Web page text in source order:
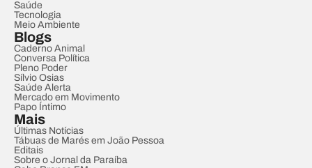
Saúde
Tecnologia
Meio Ambiente
Blogs
Caderno Animal
Conversa Política
Pleno Poder
Sílvio Osias
Saúde Alerta
Mercado em Movimento
Papo Íntimo
Mais
Últimas Notícias
Tábuas de Marés em João Pessoa
Editais
Sobre o Jornal da Paraíba